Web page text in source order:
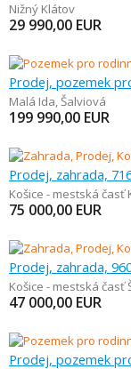
Nižný Klátov
29 990,00 EUR
Prodej, pozemek
Malá Ida,Šalviová
199 990,00 EUR
Prodej, zahrada,
Košice - mestská časť
75 000,00 EUR
Prodej, zahrada,
Košice - mestská časť
47 000,00 EUR
Prodej, pozemek